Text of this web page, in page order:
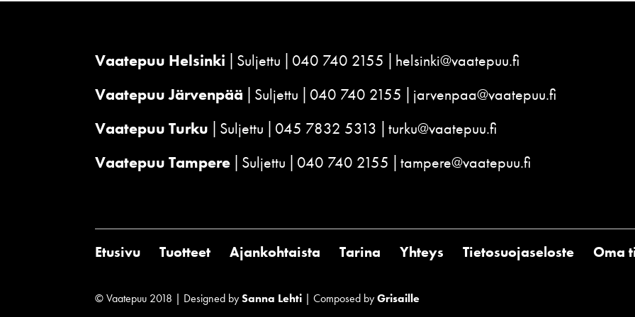
Vaatepuu Helsinki Suljettu 040 740 2155
helsinki@vaatepuu.fi
Vaatepuu Järvenpää
Suljettu 040 740 2155
jarvenpaa@vaatepuu.fi
Vaatepuu Turku
Suljettu 045 7832 5313
turku@vaatepuu.fi
Vaatepuu Tampere Suljettu 040 740 2155 tampere@vaatepuu.fi
Etusivu Tuotteet Ajankohtaista Tarina Yhteys Tietosuojaseloste Oma
© Vaatepuu 2018 | Designed bySanna Lehti | Composed byGrisaille